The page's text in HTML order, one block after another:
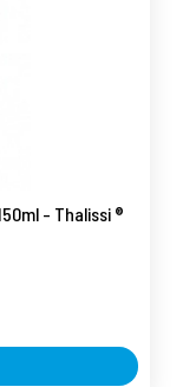
- Thalissi ®